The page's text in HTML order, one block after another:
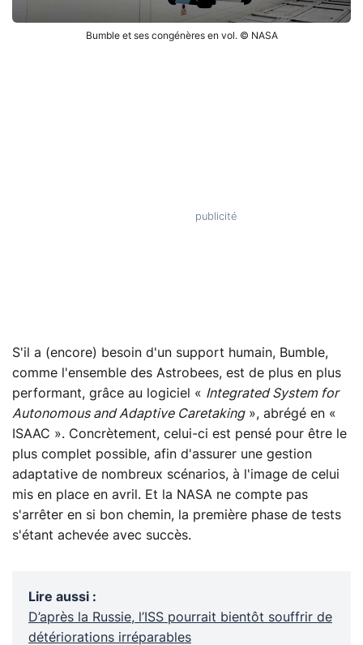
Bumble et ses congénères en vol. © NASA
S'il a (encore) besoin d'un support humain, Bumble,
comme l'ensemble des Astrobees, est de plus en plus
performant, grâce au logiciel « Integrated System for
Autonomous and Adaptive Caretaking», abrégé en «
ISAAC ». Concrètement, celui-ci est pensé pour être le
plus complet possible, afin d'assurer une gestion
adaptative de nombreux scénarios, à l'image de celui
mis en place en avril. Et la NASA ne compte pas
s'arrêter en si bon chemin, la première phase de tests
s'étant achevée avec succès.
Lire aussi :
D’après la Russie, l’ISS pourrait bientôt souffrir de
détériorations irréparables